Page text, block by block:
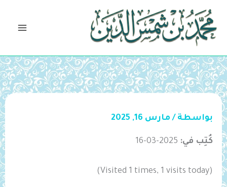
تخطي
المحتوى
بواسطة / مارس 16, 2025
كُتِب في: 2025-03-16
(Visited 1 times, 1 visits today)